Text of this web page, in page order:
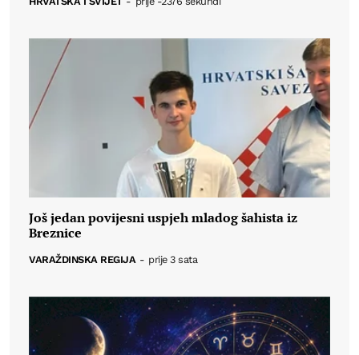
Još jedan povijesni uspjeh mladog šahista iz
Breznice
VARAŽDINSKA REGIJA - prije 3 sata